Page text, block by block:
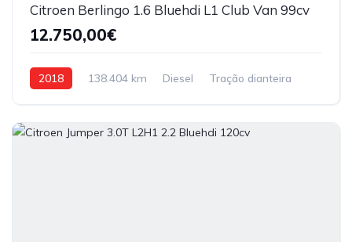
Citroen Berlingo 1.6 Bluehdi L1 Club Van 99cv
12.750,00€
2018 138.404 km Diesel Tração dianteira